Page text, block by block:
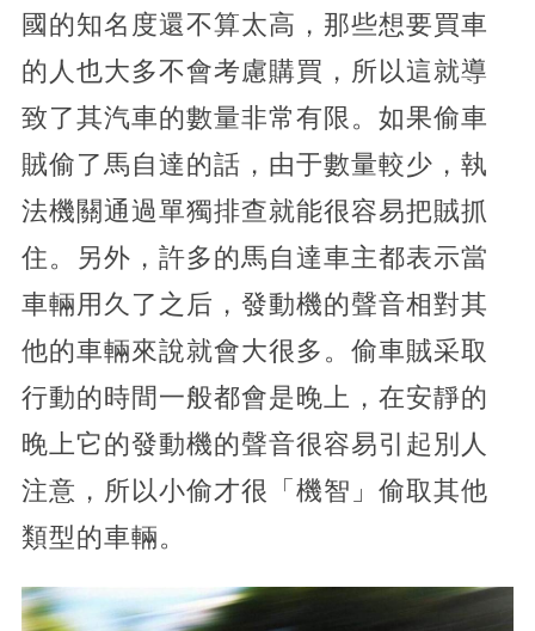
國的知名度還不算太高，那些想要買車
的人也大多不會考慮購買，所以這就導
致了其汽車的數量非常有限。如果偷車
賊偷了馬自達的話，由于數量較少，執
法機關通過單獨排查就能很容易把賊抓
住。另外，許多的馬自達車主都表示當
車輛用久了之后，發動機的聲音相對其
他的車輛來說就會大很多。偷車賊采取
行動的時間一般都會是晚上，在安靜的
晚上它的發動機的聲音很容易引起別人
注意，所以小偷才很「機智」偷取其他
類型的車輛。